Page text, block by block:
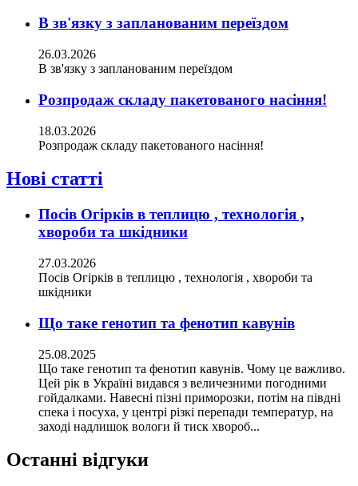
В зв'язку з запланованим переїздом
26.03.2026
В зв'язку з запланованим переїздом
Розпродаж складу пакетованого насіння!
18.03.2026
Розпродаж складу пакетованого насіння!
Нові статті
Посів Огірків в теплицю , технологія ,
хвороби та шкідники
27.03.2026
Посів Огірків в теплицю , технологія , хвороби та
шкідники
Що таке генотип та фенотип кавунів
25.08.2025
Що таке генотип та фенотип кавунів. Чому це важливо.
Цей рік в Україні видався з величезними погодними
гойдалками. Навесні пізні приморозки, потім на півдні
спека і посуха, у центрі різкі перепади температур, на
заході надлишок вологи й тиск хвороб...
Останні відгуки